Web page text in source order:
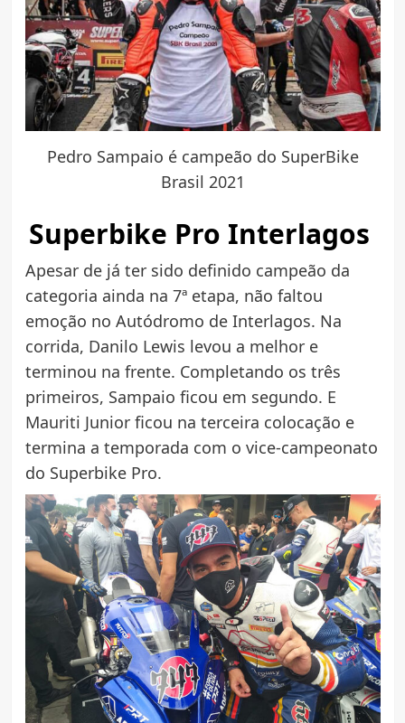
Pedro Sampaio é campeão do SuperBike
Brasil 2021
Superbike Pro Interlagos
Apesar de já ter sido definido campeão da
categoria ainda na 7ª etapa, não faltou
emoção no Autódromo de Interlagos. Na
corrida, Danilo Lewis levou a melhor e
terminou na frente. Completando os três
primeiros, Sampaio ficou em segundo. E
Mauriti Junior ficou na terceira colocação e
termina a temporada com o vice-campeonato
do Superbike Pro.